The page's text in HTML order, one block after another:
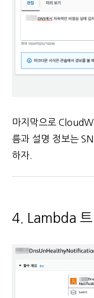
마지막으로
름과 설명 정보는
하자.
4. Lambda